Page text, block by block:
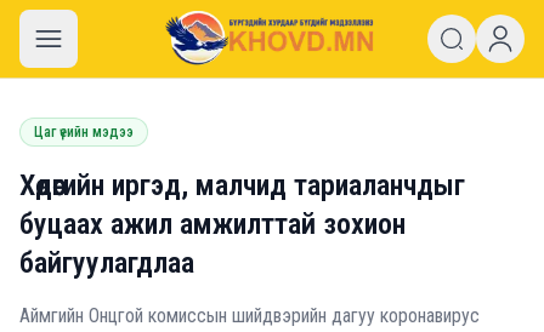
khovd.mn
Цаг үеийн мэдээ
Хөдөөгийн иргэд, малчид тариаланчдыг
буцаах ажил амжилттай зохион
байгуулагдлаа
Аймгийн Онцгой комиссын шийдвэрийн дагуу коронавирус